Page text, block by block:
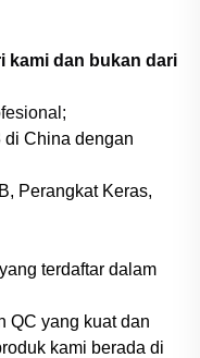
kami dan bukan dari
di China dengan
Perangkat Keras,
terdaftar dalam
QC yang kuat dan
kami berada di